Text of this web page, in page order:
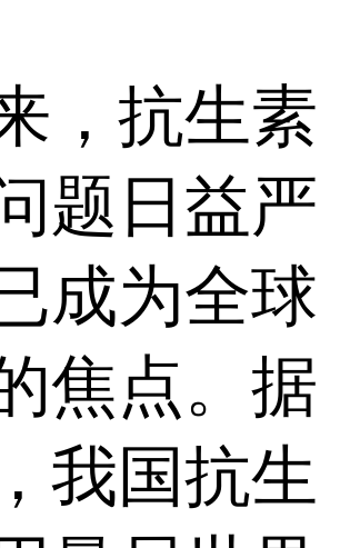
，抗生素
题日益严
成为全球
焦点。据
我国抗生